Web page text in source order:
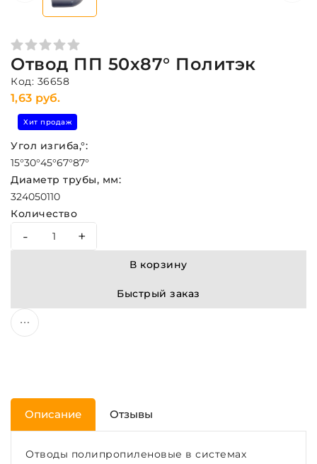
Отвод ПП 50х87° Политэк
Код: 36658
1,63 руб.
Хит продаж
Угол изгиба,°:
15°30°45°67°87°
Диаметр трубы, мм:
324050110
Количество
- +
В корзину
Быстрый заказ
Описание Отзывы
Отводы полипропиленовые в системах